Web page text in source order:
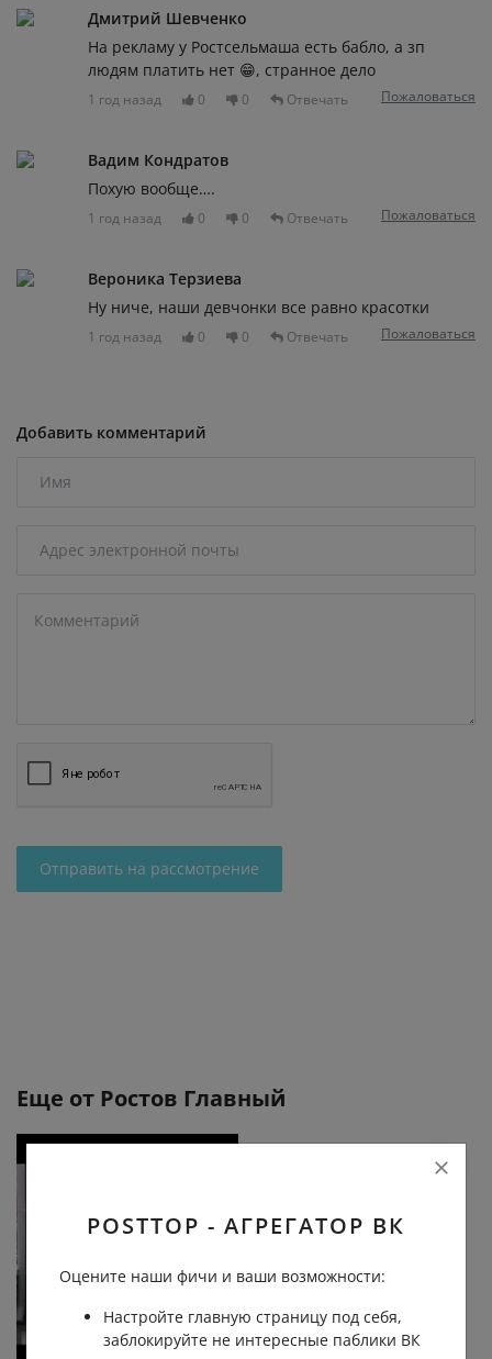
Дмитрий Шевченко
На рекламу у Ростсельмаша есть бабло, а зп
людям платить нет 😁, странное дело
1 год назад 0 0 Отвечать Пожаловаться
Вадим Кондратов
Похую вообще….
1 год назад 0 0 Отвечать Пожаловаться
Вероника Терзиева
Ну ниче, наши девчонки все равно красотки
1 год назад 0 0 Отвечать Пожаловаться
Добавить комментарий
Отправить на рассмотрение
Еще от Ростов Главный
POSTTOP - АГРЕГАТОР ВК
Оцените наши фичи и ваши возможности:
Настройте главную страницу под себя,
заблокируйте не интересные паблики ВК